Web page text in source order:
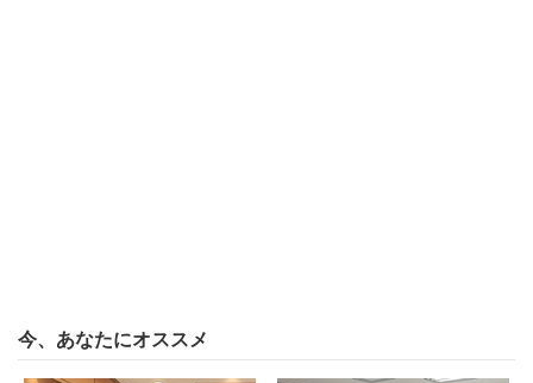
一方女性は同率で「600万円」「500万円」（35％）が1
今、あなたにオススメ